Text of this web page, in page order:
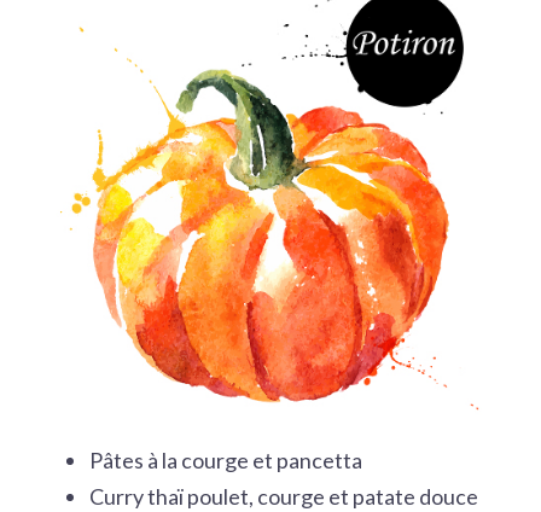
Pâtes à la courge et pancetta
Curry thaï poulet, courge et patate douce